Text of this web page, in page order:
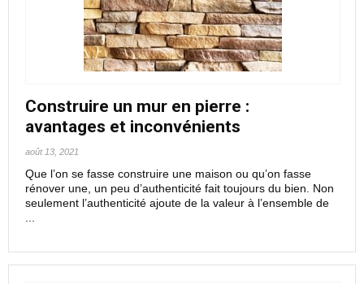
Construire un mur en pierre :
avantages et inconvénients
août 13, 2021
Que l’on se fasse construire une maison ou qu’on fasse
rénover une, un peu d’authenticité fait toujours du bien. Non
seulement l’authenticité ajoute de la valeur à l’ensemble de